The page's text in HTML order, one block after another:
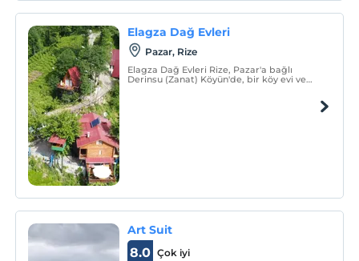
Elagza Dağ Evleri
Pazar, Rize
Elagza Dağ Evleri Rize, Pazar'a bağlı
Derinsu (Zanat) Köyün'de, bir köy evi ve
Art Suit
Çok iyi
8.0